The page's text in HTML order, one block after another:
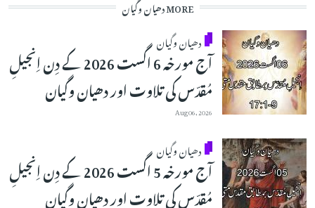
MORE دھیان وگیان
دھیان وگیان
آج مورخہ 6 اگست 2026 کے دِن اِنجیلِ
مُقدّس کی تلاوت اور دھیان وگیان
Aug 06, 2026
دھیان وگیان
آج مورخہ 5 اگست 2026 کے دِن اِنجیلِ
مُقدّس کی تلاوت اور دھیان وگیان